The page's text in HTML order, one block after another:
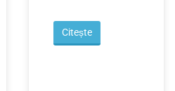
Citește